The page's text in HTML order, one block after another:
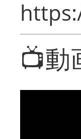
📺動